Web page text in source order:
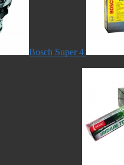
Bosch Super 4